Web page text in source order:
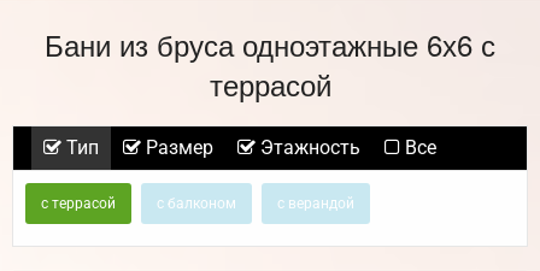
Бани из бруса одноэтажные 6х6 с
террасой
Тип Размер Этажность Все
с террасой с балконом с верандой